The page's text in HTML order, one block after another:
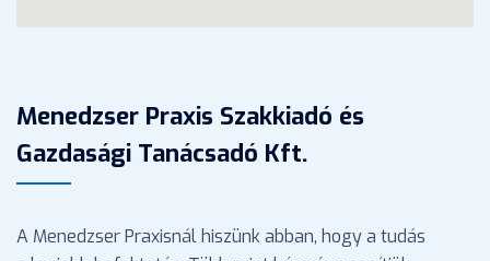
Menedzser Praxis Szakkiadó és
Gazdasági Tanácsadó Kft.
A Menedzser Praxisnál hiszünk abban, hogy a tudás